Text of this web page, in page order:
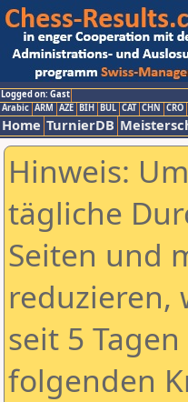
Logged on: Gast
Arabic ARM AZE BIH BUL CAT CHN CRO
Home TurnierDB
Hinweis:
tägliche
Seiten und
reduzieren,
seit 5
folgenden